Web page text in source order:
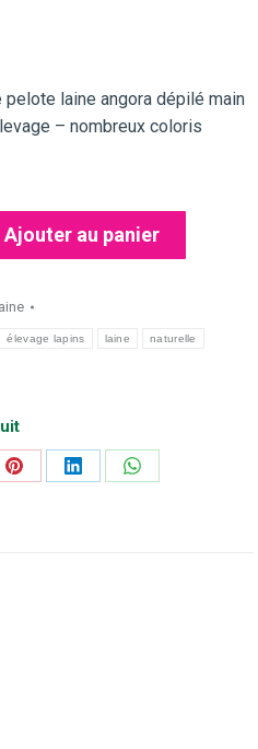
pelote laine angora dépilé main
– nombreux coloris
Ajouter au panier
élevage lapins laine naturelle
PartagerPartagerPartager